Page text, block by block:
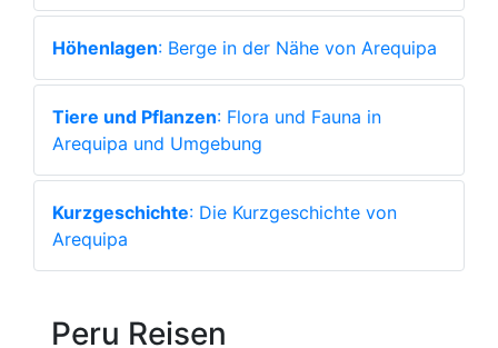
Höhenlagen: Berge in der Nähe von Arequipa
Tiere und Pflanzen: Flora und Fauna in
Arequipa und Umgebung
Kurzgeschichte: Die Kurzgeschichte von
Arequipa
Peru Reisen